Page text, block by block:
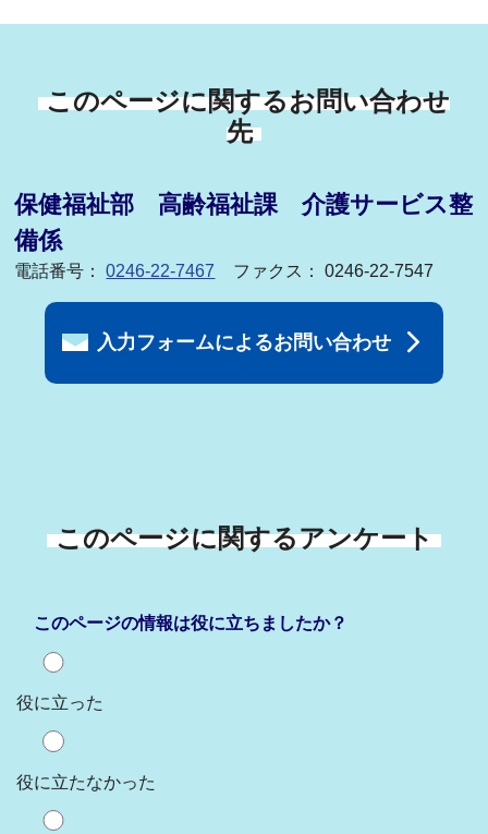
このページに関するお問い合わせ
先
保健福祉部 高齢福祉課 介護サービス整
備係
電話番号：0246-22-7467 ファクス： 0246-22-7547
入力フォームによるお問い合わせ
このページに関するアンケート
このページの情報は役に立ちましたか？
役に立った
役に立たなかった